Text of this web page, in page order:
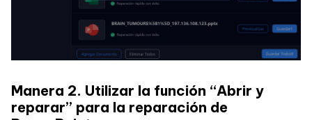
Manera 2. Utilizar la función “Abrir y
reparar” para la reparación de